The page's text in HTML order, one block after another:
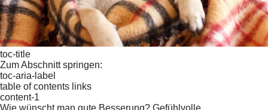
toc-title
Zum Abschnitt springen:
toc-aria-label
table of contents links
content-1
Wie wünscht man gute Besserung? Gefühlvolle